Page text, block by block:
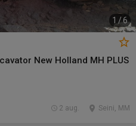
1 /6
New Holland MH PLUS
Seini, MM
2 aug.